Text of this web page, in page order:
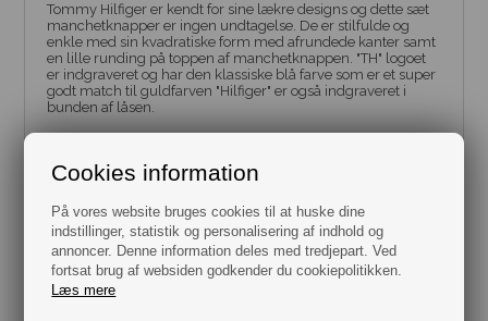
Cookies information
På vores website bruges cookies til at huske dine
indstillinger, statistik og personalisering af indhold og
annoncer. Denne information deles med tredjepart. Ved
fortsat brug af websiden godkender du cookiepolitikken.
Læs mere
Tommy Hilfiger er kendt for sine lækre designs og dette sæt
manchetknapper er ingen undtagelse. De er stilfulde og
enkle med sin kvadratiske form med afrundede kanter samt
en lille runding på toppen af manchetknappen. "TH" logoet
er indgraveret og har den klassiske blå farve som er et super
godt match til guldfarven "Hilfiger" er også indgraveret i
bunden af låsen.
beklædning. Tommy Hilfiger's design har tilført de tidsløse
grundlag for mærkets vækst. Den unge og afslappede
attitude som hans første kollektion bar præg af, har lige siden
været Tommy Hilfiger’s varemærke.
Farve: Guld
Materiale: Rustfrit stål.